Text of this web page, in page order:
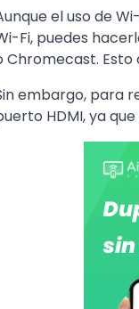
el uso de
Fi, puedes
Chromecast.
embargo, para
HDMI, ya